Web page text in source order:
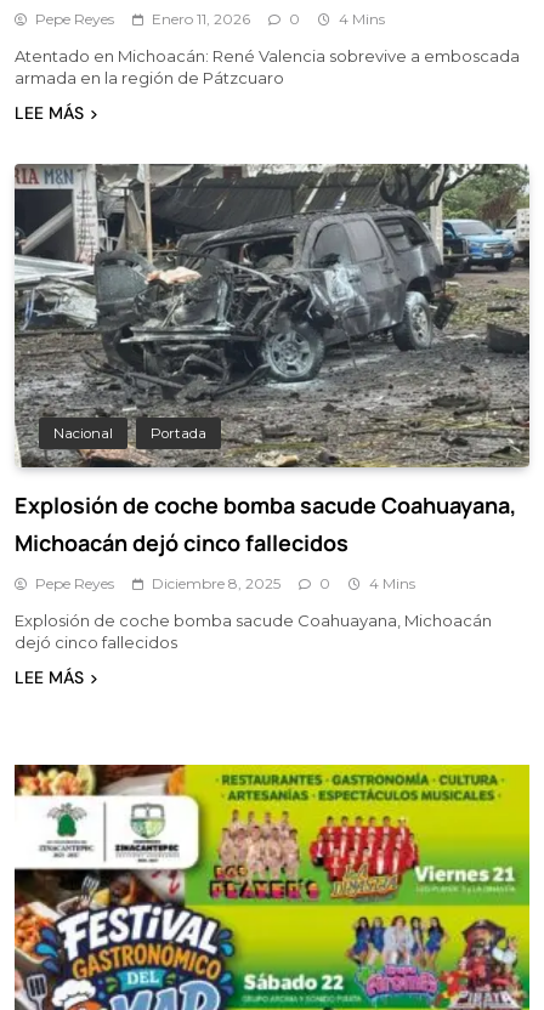
Pepe Reyes Enero 11, 2026 0 4 Mins
Atentado en Michoacán: René Valencia sobrevive a emboscada
armada en la región de Pátzcuaro
LEE MÁS
Nacional Portada
Explosión de coche bomba sacude Coahuayana,
Michoacán dejó cinco fallecidos
Pepe Reyes Diciembre 8, 2025 0 4 Mins
Explosión de coche bomba sacude Coahuayana, Michoacán
dejó cinco fallecidos
LEE MÁS